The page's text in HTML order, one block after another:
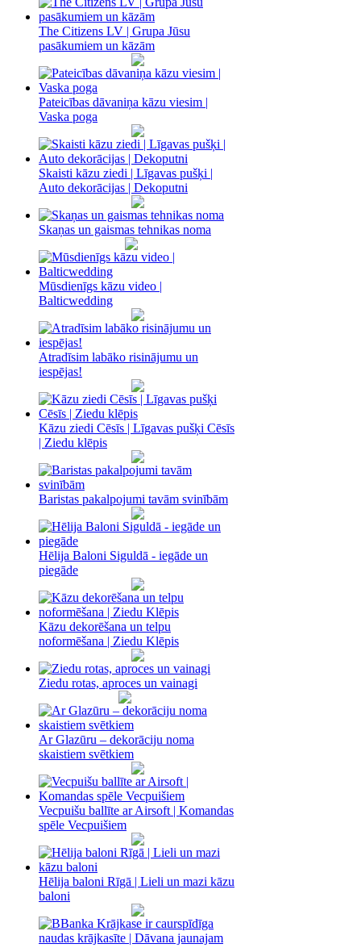
The Citizens LV | Grupa Jūsu
pasākumiem un kāzām
Pateicības dāvaniņa kāzu viesim |
Vaska poga
Skaisti kāzu ziedi | Līgavas pušķi |
Auto dekorācijas | Dekoputni
Skaņas un gaismas tehnikas noma
Mūsdienīgs kāzu video |
Balticwedding
Atradīsim labāko risinājumu un
iespējas!
Kāzu ziedi Cēsīs | Līgavas pušķi Cēsīs
| Ziedu klēpis
Baristas pakalpojumi tavām svinībām
Hēlija Baloni Siguldā - iegāde un
piegāde
Kāzu dekorēšana un telpu
noformēšana | Ziedu Klēpis
Ziedu rotas, aproces un vainagi
Ar Glazūru – dekorāciju noma
skaistiem svētkiem
Vecpuišu ballīte ar Airsoft | Komandas
spēle Vecpuišiem
Hēlija baloni Rīgā | Lieli un mazi kāzu
baloni